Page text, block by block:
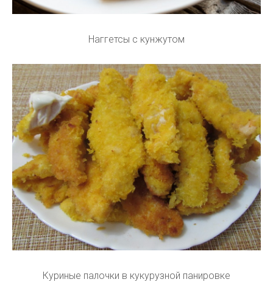
Наггетсы с кунжутом
Куриные палочки в кукурузной панировке